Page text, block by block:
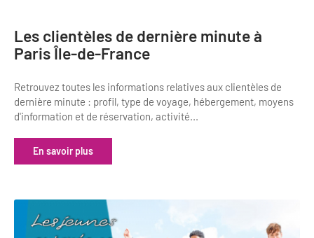
Labels, Certifications et Normes
Tourisme & Handicap
Se former et s'informer à l'Accessibilité
Nos publics en situation de handicap
Annuaire accessibilité
Guides et interprètes
Autocaristes/Transporteurs/transféristes
Destination Groupes
Newsletter BtoB
Inscription à la newsletter
Les clientèles de dernière minute à
Paris Île-de-France
Retrouvez toutes les informations relatives aux clientèles de
dernière minute : profil, type de voyage, hébergement, moyens
d'information et de réservation, activité...
En savoir plus